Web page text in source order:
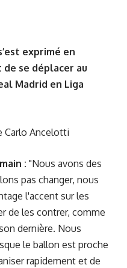
exprimé en
se déplacer au
Madrid en Liga
Carlo Ancelotti
: "Nous avons des
pas changer, nous
l'accent sur les
de les contrer, comme
dernière. Nous
le ballon est proche
rapidement et de